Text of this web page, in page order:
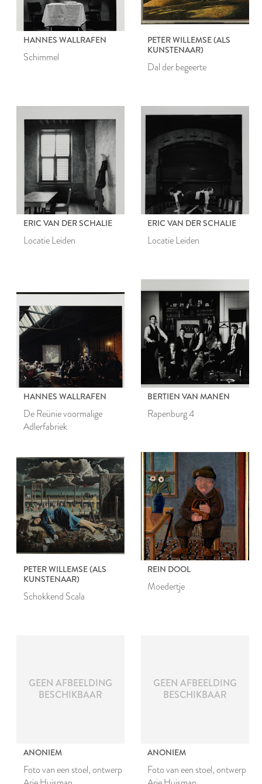
HANNES WALLRAFEN
Schimmel
PETER WILLEMSE (ALS
KUNSTENAAR)
Dal der begeerte
ERIC VAN DER SCHALIE
Locatie Leiden
ERIC VAN DER SCHALIE
Locatie Leiden
HANNES WALLRAFEN
De Reünie voormalige
Adlerfabriek
BERTIEN VAN MANEN
Rapenburg 4
PETER WILLEMSE (ALS
KUNSTENAAR)
Schokkend Scala
REIN DOOL
Moedertje
GEEN AFBEELDING
BESCHIKBAAR
ANONIEM
Foto van een stoel, ontwerp
GEEN AFBEELDING
BESCHIKBAAR
ANONIEM
Foto van een stoel, ontwerp